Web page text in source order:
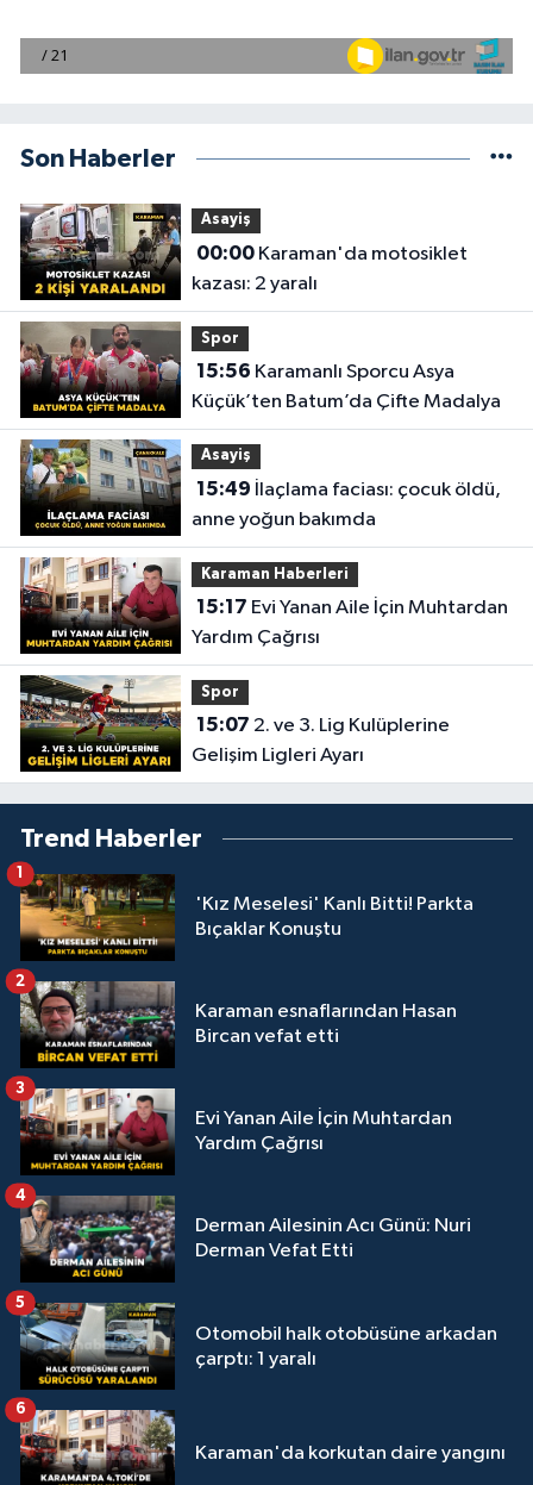
Son Haberler
Asayiş
00:00Karaman'da motosiklet
kazası: 2 yaralı
Spor
15:56
Küçük’ten Batum’da Çifte Madalya
Asayiş
15:49
anne yoğun bakımda
Karaman Haberleri
15:17
Yardım Çağrısı
Spor
15:07
Gelişim Ligleri Ayarı
Trend Haberler
'Kız Meselesi' Kanlı Bitti! Parkta
Bıçaklar Konuştu
1
Karaman esnaflarından Hasan
Bircan vefat etti
2
Evi Yanan Aile İçin Muhtardan
Yardım Çağrısı
3
Derman Ailesinin Acı Günü: Nuri
Derman Vefat Etti
4
Otomobil halk otobüsüne arkadan
çarptı: 1 yaralı
5
Karaman'da korkutan daire yangını
6